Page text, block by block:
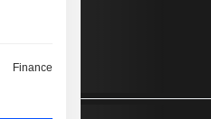
Finance